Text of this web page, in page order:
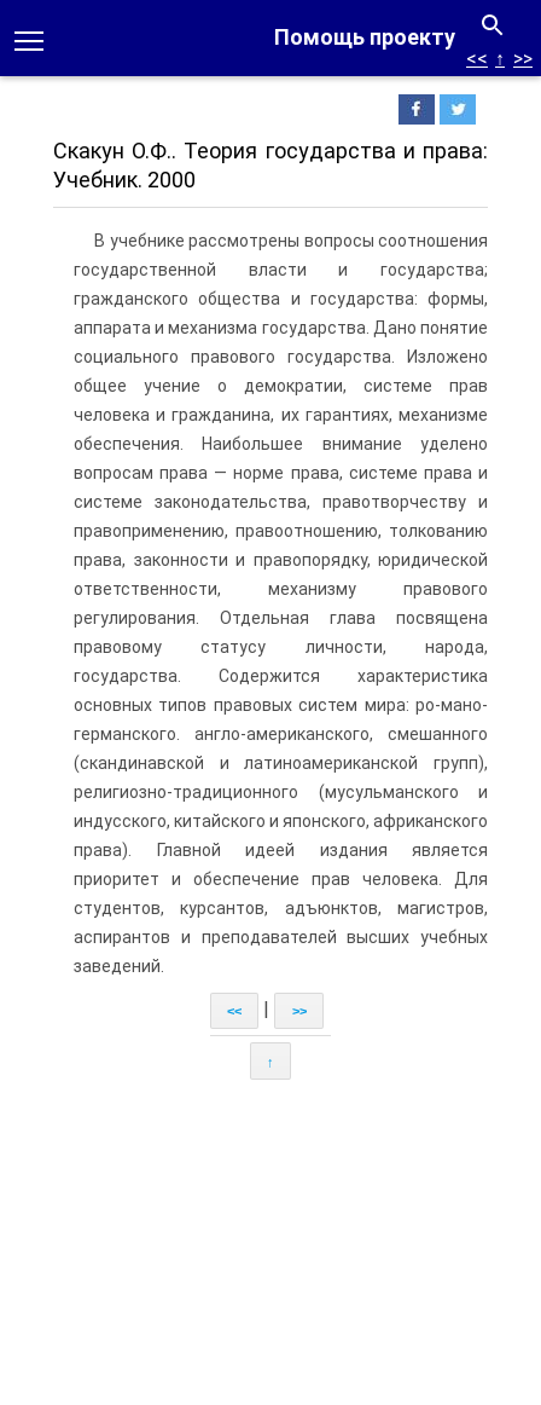
Помощь проекту
<< ↑ >>
Скакун О.Ф.. Теория государства и права:
Учебник. 2000
В учебнике рассмотрены вопросы соотношения
государственной власти и государства;
гражданского общества и государства: формы,
аппарата и механизма государства. Дано понятие
социального правового государства. Изложено
общее учение о демократии, системе прав
человека и гражданина, их гарантиях, механизме
обеспечения. Наибольшее внимание уделено
вопросам права — норме права, системе права и
системе законодательства, правотворчеству и
правоприменению, правоотношению, толкованию
права, законности и правопорядку, юридической
ответственности, механизму правового
регулирования. Отдельная глава посвящена
правовому статусу личности, народа,
государства. Содержится характеристика
основных типов правовых систем мира: ро-мано-
германского. англо-американского, смешанного
(скандинавской и латиноамериканской групп),
религиозно-традиционного (мусульманского и
индусского, китайского и японского, африканского
права). Главной идеей издания является
приоритет и обеспечение прав человека. Для
студентов, курсантов, адъюнктов, магистров,
аспирантов и преподавателей высших учебных
заведений.
<< >>
↑